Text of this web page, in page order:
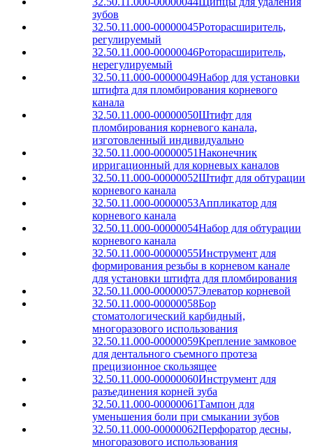
зубов
32.50.11.000-00000045Роторасширитель,
регулируемый
32.50.11.000-00000046Роторасширитель,
нерегулируемый
32.50.11.000-00000049Набор для установки
штифта для пломбирования корневого
канала
32.50.11.000-00000050Штифт для
пломбирования корневого канала,
изготовленный индивидуально
32.50.11.000-00000051Наконечник
ирригационный для корневых каналов
32.50.11.000-00000052Штифт для обтурации
корневого канала
32.50.11.000-00000053Аппликатор для
корневого канала
32.50.11.000-00000054Набор для обтурации
корневого канала
32.50.11.000-00000055Инструмент для
формирования резьбы в корневом канале
для установки штифта для пломбирования
32.50.11.000-00000057Элеватор корневой
32.50.11.000-00000058Бор
стоматологический карбидный,
многоразового использования
32.50.11.000-00000059Крепление замковое
для дентального съемного протеза
прецизионное скользящее
32.50.11.000-00000060Инструмент для
разъединения корней зуба
32.50.11.000-00000061Тампон для
уменьшения боли при смыкании зубов
32.50.11.000-00000062Перфоратор десны,
многоразового использования